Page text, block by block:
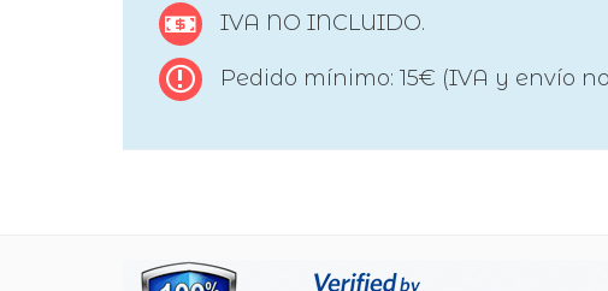
IVA NO INCLUIDO.
Pedido mínimo: 15€ (IVA y envío